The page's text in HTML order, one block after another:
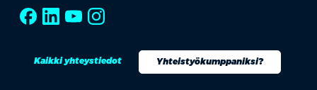
Kaikki yhteystiedot Yhteistyökumppaniksi?